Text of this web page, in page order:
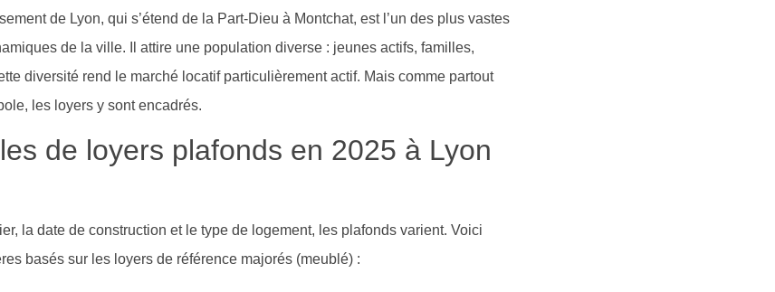
de Lyon, qui s’étend de la Part-Dieu à Montchat, est l’un des plus vastes
de la ville. Il attire une population diverse : jeunes actifs, familles,
diversité rend le marché locatif particulièrement actif. Mais comme partout
les loyers y sont encadrés.
de loyers plafonds en 2025 à Lyon
la date de construction et le type de logement, les plafonds varient. Voici
basés sur les loyers de référence majorés (meublé) :